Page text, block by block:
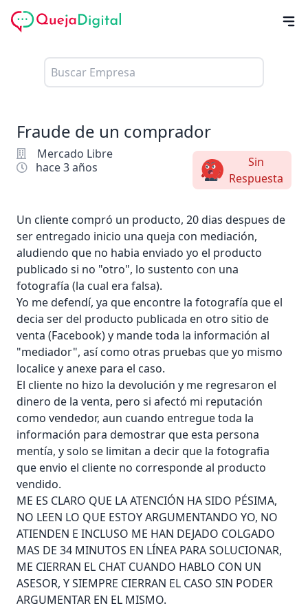
Fraude de un comprador
Mercado Libre
hace 3 años
Sin
Respuesta
Un cliente compró un producto, 20 dias despues de
ser entregado inicio una queja con mediación,
aludiendo que no habia enviado yo el producto
publicado si no "otro", lo sustento con una
fotografía (la cual era falsa).
Yo me defendí, ya que encontre la fotografía que el
decia ser del producto publicada en otro sitio de
venta (Facebook) y mande toda la información al
"mediador", así como otras pruebas que yo mismo
localice y anexe para el caso.
El cliente no hizo la devolución y me regresaron el
dinero de la venta, pero si afectó mi reputación
como vendedor, aun cuando entregue toda la
información para demostrar que esta persona
mentía, y solo se limitan a decir que la fotografia
que envio el cliente no corresponde al producto
vendido.
ME ES CLARO QUE LA ATENCIÓN HA SIDO PÉSIMA,
NO LEEN LO QUE ESTOY ARGUMENTANDO YO, NO
ATIENDEN E INCLUSO ME HAN DEJADO COLGADO
MAS DE 34 MINUTOS EN LÍNEA PARA SOLUCIONAR,
ME CIERRAN EL CHAT CUANDO HABLO CON UN
ASESOR, Y SIEMPRE CIERRAN EL CASO SIN PODER
ARGUMENTAR EN EL MISMO.